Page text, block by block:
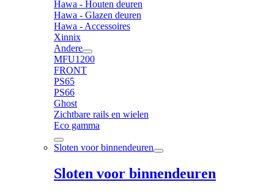
Hawa - Houten deuren
Hawa - Glazen deuren
Hawa - Accessoires
Xinnix
Andere
MFU1200
FRONT
PS65
PS66
Ghost
Zichtbare rails en wielen
Eco gamma
Sloten voor binnendeuren
Sloten voor binnendeuren